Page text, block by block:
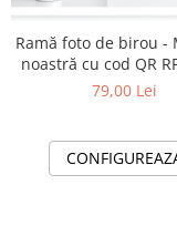
Ramă foto de birou -
79,00 Lei